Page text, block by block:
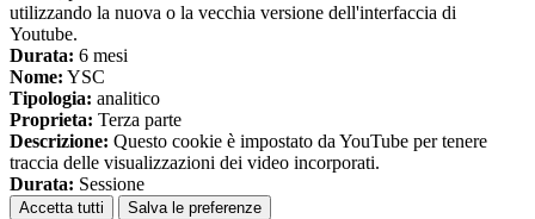
utilizzando la nuova o la vecchia versione dell'interfaccia di
Youtube.
Durata: 6 mesi
Nome: YSC
Tipologia: analitico
Proprieta: Terza parte
Descrizione: Questo cookie è impostato da YouTube per tenere
traccia delle visualizzazioni dei video incorporati.
Durata: Sessione
Accetta tutti Salva le preferenze